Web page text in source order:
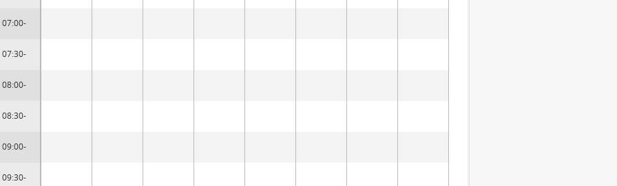
07:00-
07:30-
08:00-
08:30-
09:00-
09:30-